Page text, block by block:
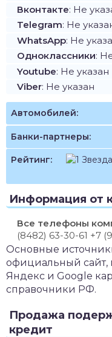
Вконтакте: Не
Telegram: Не
WhatsApp: Не
Одноклассники:
Youtube: Не указан
Viber: Не указан
Автомобилей:
Банки-партнеры:
Рейтинг:
Информация от
Все телефоны
(8482) 63-30-61 +7
Основные
официальный сайт,
Яндекс и Google
справочники РФ.
Продажа
кредит